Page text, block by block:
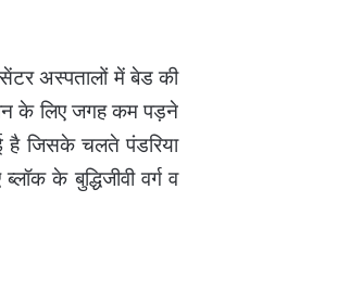
सेंटर अस्पतालों में बेड की
के लिए जगह कम पड़ने
है जिसके चलते पंडरिया
के बुद्धिजीवी वर्ग व